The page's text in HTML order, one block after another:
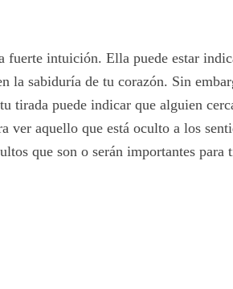
fuerte intuición. Ella puede estar
la sabiduría de tu corazón. Sin
tirada puede indicar que alguien
ver aquello que está oculto a los
que son o serán importantes para